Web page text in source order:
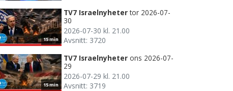
15 min
TV7 Israelnyheter tor 2026-07-
30
2026-07-30 kl. 21.00
Avsnitt: 3720
15 min
TV7 Israelnyheter ons 2026-07-
29
2026-07-29 kl. 21.00
Avsnitt: 3719